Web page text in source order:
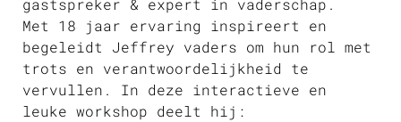
gastspreker & expert in vaderschap.
Met 18 jaar ervaring inspireert en
begeleidt Jeffrey vaders om hun rol met
trots en verantwoordelijkheid te
vervullen. In deze interactieve en
leuke workshop deelt hij: